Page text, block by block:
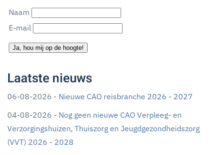
Naam
E-mail
Ja, hou mij op de hoogte!
Laatste nieuws
06-08-2026 - Nieuwe CAO reisbranche 2026 - 2027
04-08-2026 - Nog geen nieuwe CAO Verpleeg- en
Verzorgingshuizen, Thuiszorg en Jeugdgezondheidszorg
(VVT) 2026 - 2028